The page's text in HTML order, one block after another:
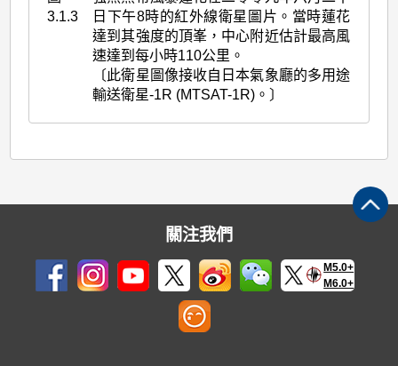
3.1.3
日下午8時的紅外線衛星圖片。當時蓮花
達到其強度的頂峯，中心附近估計最高風
速達到每小時110公里。
〔此衛星圖像接收自日本氣象廳的多用途
輸送衛星-1R (MTSAT-1R)。〕
關注我們
M5.0+
M6.0+